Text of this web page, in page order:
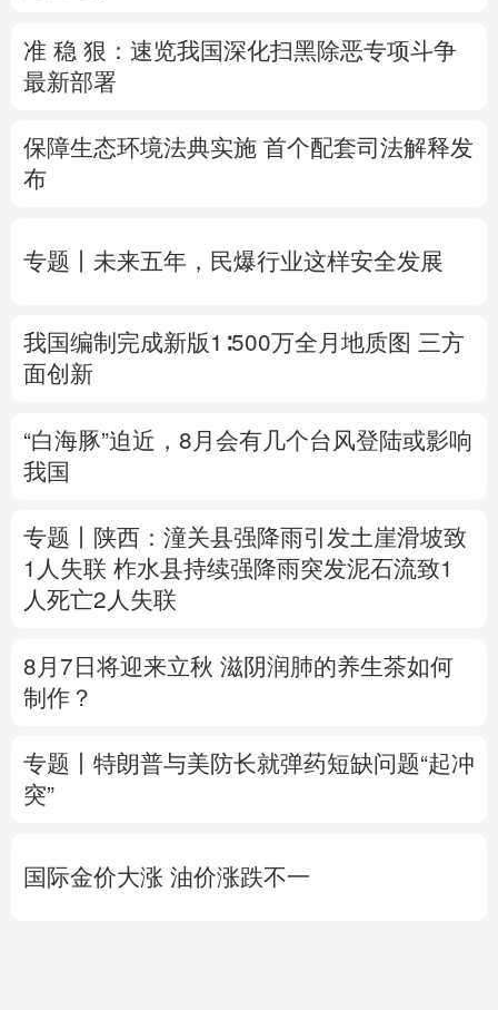
多语种频道
准 稳 狠：速览我国深化扫黑除恶专项斗争
最新部署
保障生态环境法典实施 首个配套司法解释发
布
专题丨 未来五年，民爆行业这样安全发展
我国编制完成新版1∶500万全月地质图 三方
面创新
“白海豚”迫近，8月会有几个台风登陆或影响
我国
专题丨
陕西：潼关县强降雨引发土崖滑坡致
1人失联 柞水县持续强降雨突发泥石流致1
人死亡2人失联
8月7日将迎来立秋 滋阴润肺的养生茶如何
制作？
专题丨 特朗普与美防长就弹药短缺问题“起冲
突”
国际金价大涨 油价涨跌不一